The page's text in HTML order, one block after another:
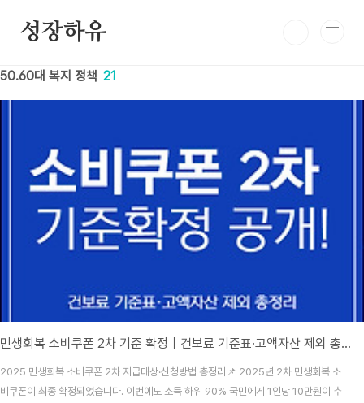
성장하유
50.60대 복지 정책 21
민생회복 소비쿠폰 2차 기준 확정｜건보료 기준표·고액자산 제외 총정리
2025 민생회복 소비쿠폰 2차 지급대상·신청방법 총정리📌 2025년 2차 민생회복 소
비쿠폰이 최종 확정되었습니다. 이번에도 소득 하위 90% 국민에게 1인당 10만원이 추